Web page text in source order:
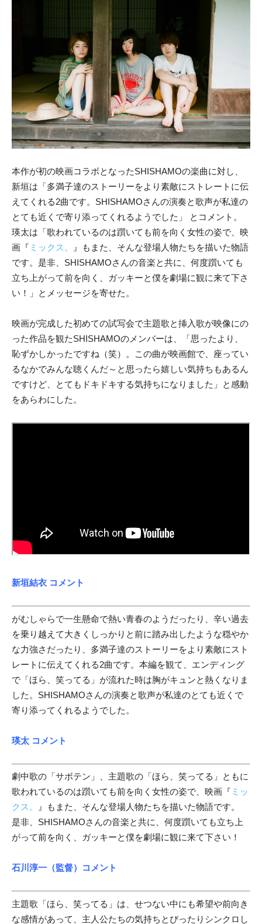
本作が初の映画コラボとなったSHISHAMOの楽曲に対し、
新垣は「多満子達のストーリーをより素敵にストレートに伝
えてくれる2曲です。SHISHAMOさんの演奏と歌声が私達の
とても近くで寄り添ってくれるようでした」 とコメント。
瑛太は「歌われているのは躓いても前を向く女性の姿で、映
画『 ミックス。
』もまた、そんな登場人物たちを描いた物語
です。是非、SHISHAMOさんの音楽と共に、何度躓いても
立ち上がって前を向く、ガッキーと僕を劇場に観に来て下さ
い！」とメッセージを寄せた。
映画が完成した初めての試写会で主題歌と挿入歌が映像にの
った作品を観たSHISHAMOのメンバーは、「思ったより、
恥ずかしかったですね（笑）。この曲が映画館で、座ってい
るなかでみんな聴くんだ～と思ったら嬉しい気持ちもあるん
ですけど、とてもドキドキする気持ちになりました」と感動
をあらわにした。
新垣結衣 コメント
がむしゃらで一生懸命で熱い青春のようだったり、辛い過去
を乗り越えて大きくしっかりと前に踏み出したような穏やか
な力強さだったり、多満子達のストーリーをより素敵にスト
レートに伝えてくれる2曲です。本編を観て、エンディング
で「ほら、笑ってる」が流れた時は胸がキュンと熱くなりま
した。SHISHAMOさんの演奏と歌声が私達のとても近くで
寄り添ってくれるようでした。
瑛太 コメント
劇中歌の「サボテン」、主題歌の「ほら、笑ってる」ともに
歌われているのは躓いても前を向く女性の姿で、映画『 ミッ
クス。
』もまた、そんな登場人物たちを描いた物語です。
是非、SHISHAMOさんの音楽と共に、何度躓いても立ち上
がって前を向く、ガッキーと僕を劇場に観に来て下さい！
石川淳一（監督）コメント
主題歌「ほら、笑ってる」は、せつない中にも希望や前向き
な感情があって、主人公たちの気持ちとぴったりシンクロし